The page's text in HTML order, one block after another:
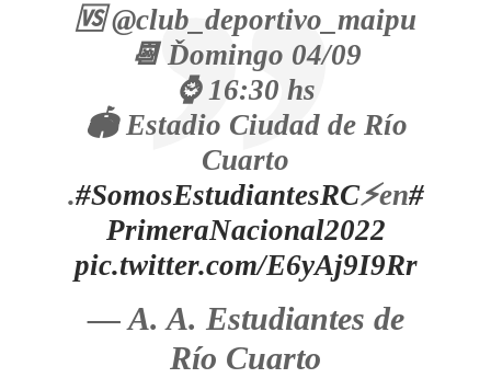
🆚 @club_deportivo_maipu
📆 Ďomingo 04/09
⌚ 16:30 hs
🏟️ Estadio Ciudad de Río
Cuarto
.#SomosEstudiantesRC⚡️en#
PrimeraNacional2022
pic.twitter.com/E6yAj9I9Rr
— A. A. Estudiantes de
Río Cuarto